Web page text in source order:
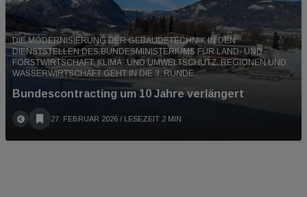
DIE MODERNISIERUNG DER GEBÄUDETECHNIK IN DEN
DIENSTSTELLEN DES BUNDESMINISTERIUMS FÜR LAND- UND
FORSTWIRTSCHAFT, KLIMA- UND UMWELTSCHUTZ, REGIONEN UND
WASSERWIRTSCHAFT GEHT IN DIE 3. RUNDE.
Bundescontracting um 10 Jahre verlängert
27. FEBRUAR 2026 / LESEZEIT 2 MIN